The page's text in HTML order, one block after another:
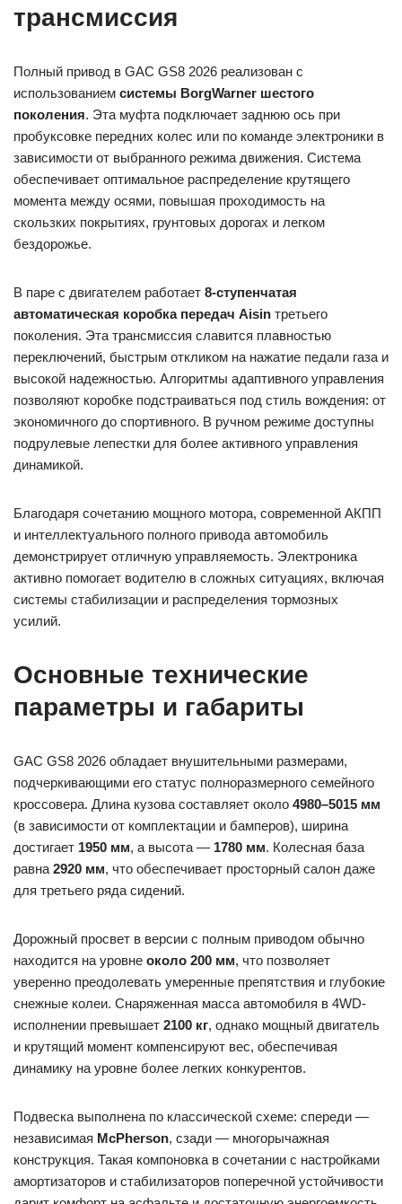
трансмиссия
Полный привод в GAC GS8 2026 реализован с
использованием системы BorgWarner шестого
поколения. Эта муфта подключает заднюю ось при
пробуксовке передних колес или по команде электроники в
зависимости от выбранного режима движения. Система
обеспечивает оптимальное распределение крутящего
момента между осями, повышая проходимость на
скользких покрытиях, грунтовых дорогах и легком
бездорожье.
В паре с двигателем работает 8-ступенчатая
автоматическая коробка передач Aisin третьего
поколения. Эта трансмиссия славится плавностью
переключений, быстрым откликом на нажатие педали газа и
высокой надежностью. Алгоритмы адаптивного управления
позволяют коробке подстраиваться под стиль вождения: от
экономичного до спортивного. В ручном режиме доступны
подрулевые лепестки для более активного управления
динамикой.
Благодаря сочетанию мощного мотора, современной АКПП
и интеллектуального полного привода автомобиль
демонстрирует отличную управляемость. Электроника
активно помогает водителю в сложных ситуациях, включая
системы стабилизации и распределения тормозных
усилий.
Основные технические
параметры и габариты
GAC GS8 2026 обладает внушительными размерами,
подчеркивающими его статус полноразмерного семейного
кроссовера. Длина кузова составляет около 4980–5015 мм
(в зависимости от комплектации и бамперов), ширина
достигает 1950 мм, а высота — 1780 мм. Колесная база
равна 2920 мм, что обеспечивает просторный салон даже
для третьего ряда сидений.
Дорожный просвет в версии с полным приводом обычно
находится на уровне около 200 мм, что позволяет
уверенно преодолевать умеренные препятствия и глубокие
снежные колеи. Снаряженная масса автомобиля в 4WD-
исполнении превышает 2100 кг, однако мощный двигатель
и крутящий момент компенсируют вес, обеспечивая
динамику на уровне более легких конкурентов.
Подвеска выполнена по классической схеме: спереди —
независимая McPherson, сзади — многорычажная
конструкция. Такая компоновка в сочетании с настройками
амортизаторов и стабилизаторов поперечной устойчивости